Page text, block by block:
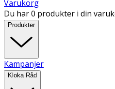
Varukorg
Du har 0 produkter i din
Produkter
Kampanjer
Kloka Råd